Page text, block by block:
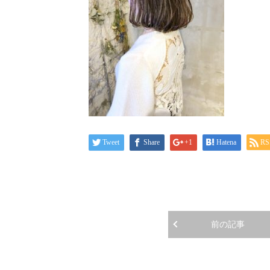
Tweet Share +1 Hatena
前の記事